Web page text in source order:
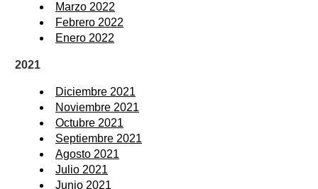
Marzo 2022
Febrero 2022
Enero 2022
2021
Diciembre 2021
Noviembre 2021
Octubre 2021
Septiembre 2021
Agosto 2021
Julio 2021
Junio 2021